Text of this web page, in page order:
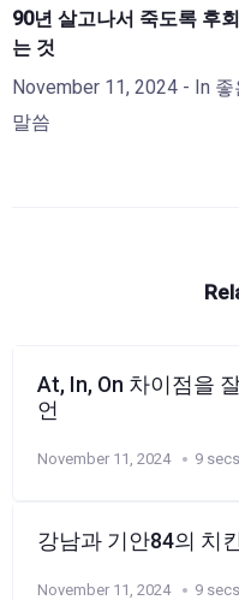
90년 살고나서 죽도록 후
는 것
November 11, 2024 - In 좋
말씀
At, In, On 차이점을
언
November 11, 2024 9
강남과 기안84의 치
November 11, 2024 9